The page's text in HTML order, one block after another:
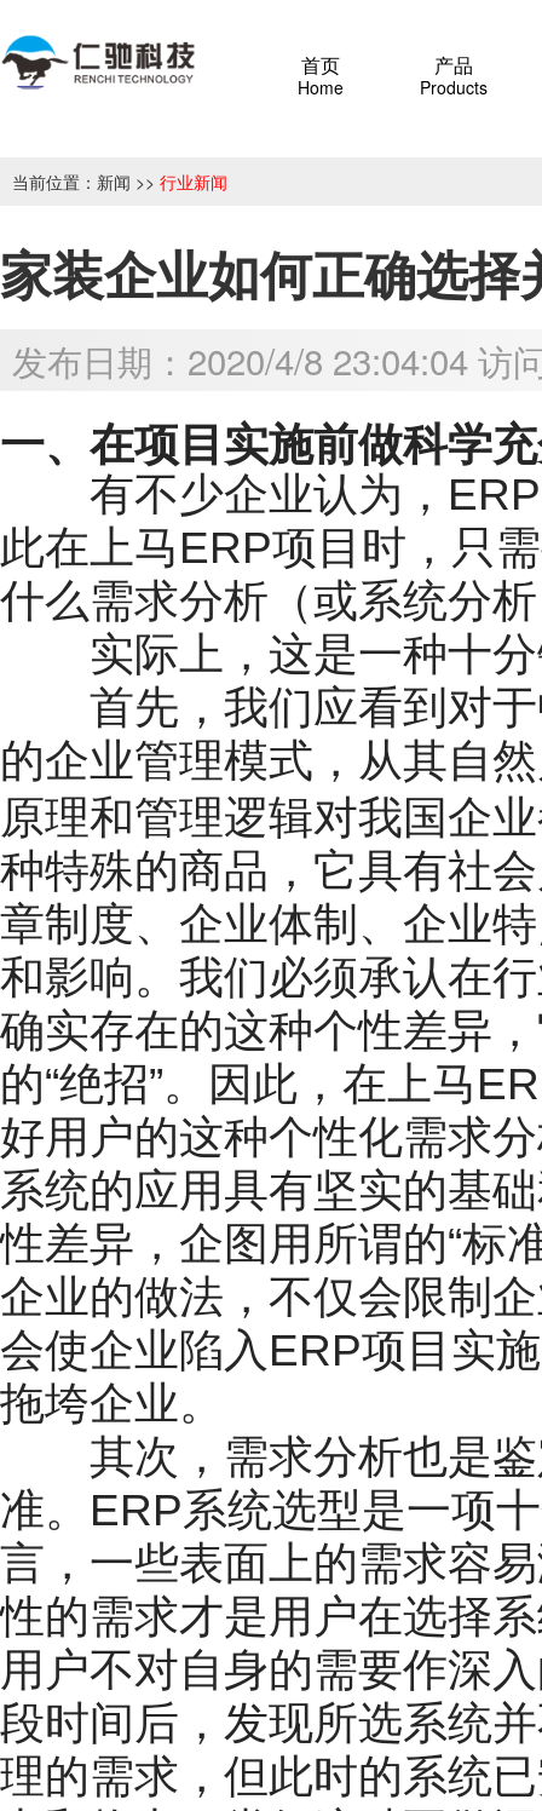
产品
Products
首页
Home
当前位置： 新闻 >> 行业新闻
家装企业如何正确选
发布日期：2020/4/8 23:04:04 访
一、在项目实施前做科学
有不少企业认为，ERP
此在上马ERP项目时，只
什么需求分析（或系统分
实际上，这是一种十分
首先，我们应看到对于
的企业管理模式，从其自
原理和管理逻辑对我国企
种特殊的商品，它具有社
章制度、企业体制、企业
和影响。我们必须承认在
确实存在的这种个性差异
的“绝招”。因此，在上马
好用户的这种个性化需求
系统的应用具有坚实的基
性差异，企图用所谓的“标
企业的做法，不仅会限制
会使企业陷入ERP项目实
拖垮企业。
其次，需求分析也是鉴
准。ERP系统选型是一项
言，一些表面上的需求容
性的需求才是用户在选择
用户不对自身的需要作深
段时间后，发现所选系统
理的需求，但此时的系统